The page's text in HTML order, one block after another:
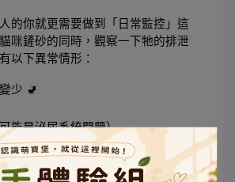
的你就更需要做到「日常監控」這
咪鏟砂的同時，觀察一下牠的排泄
以下異常情形：
少 🚽
能是泌尿系統問題）
題